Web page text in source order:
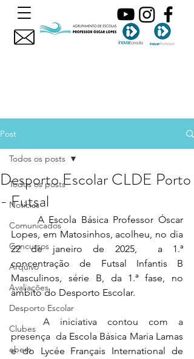
Post
Todos os posts
Noticias
Comunicados
Concursos
Arquivo
Avaliações
Desporto Escolar
Clubes
ebem
Todos os posts
Desporto Escolar CLDE Porto
- Futsal
	A Escola Básica Professor Óscar
Lopes, em Matosinhos, acolheu, no dia
22 de janeiro de 2025, a 1.ª
concentração de Futsal Infantis B
Masculinos, série B, da 1.ª fase, no
âmbito do Desporto Escolar.
presença da Escola Básica Maria Lamas
e do Lycée Français International de